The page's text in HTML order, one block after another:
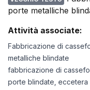
porte metalliche
Attività associate:
Fabbricazione di
metalliche blindate
fabbricazione di
porte blindate, eccetera